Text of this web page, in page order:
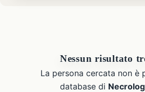
Nessun risultato
La persona cercata non è
database di